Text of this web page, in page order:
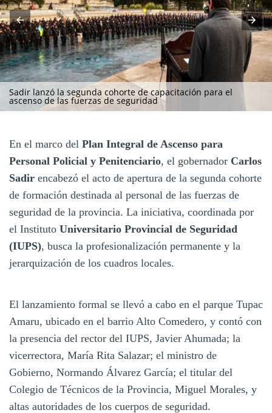
Sadir lanzó la segunda cohorte de capacitación para el
ascenso de las fuerzas de seguridad
En el marco del Plan Integral de Ascenso para
Personal Policial y Penitenciario, el gobernador Carlos
Sadir encabezó el acto de apertura de la segunda cohorte
de formación destinada al personal de las fuerzas de
seguridad de la provincia. La iniciativa, coordinada por
el Instituto Universitario Provincial de Seguridad
(IUPS), busca la profesionalización permanente y la
jerarquización de los cuadros locales.
El lanzamiento formal se llevó a cabo en el parque Tupac
Amaru, ubicado en el barrio Alto Comedero, y contó con
la presencia del rector del IUPS, Javier Ahumada; la
vicerrectora, María Rita Salazar; el ministro de
Gobierno, Normando Álvarez García; el titular del
Colegio de Técnicos de la Provincia, Miguel Morales, y
altas autoridades de los cuerpos de seguridad.